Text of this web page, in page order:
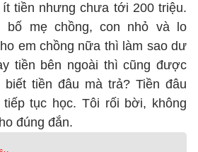
tiền nhưng chưa tới 200 triệu.
bố mẹ chồng, con nhỏ và lo
em chồng nữa thì làm sao dư
tiền bên ngoài thì cũng được
tiền đâu mà trả? Tiền đâu
tục học. Tôi rối bời, không
đúng đắn.